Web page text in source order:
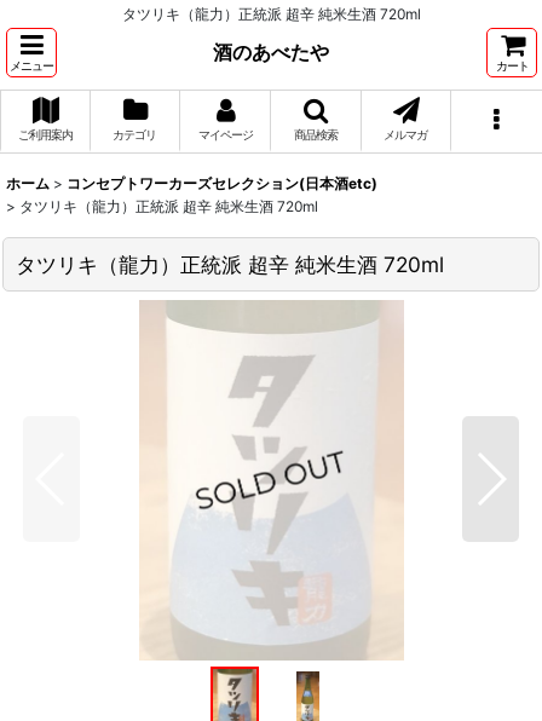
タツリキ（龍力）正統派 超辛 純米生酒 720ml
メニュー
酒のあべたや
カート
ご利用案内 カテゴリ マイページ 商品検索 メルマガ
ホーム > コンセプトワーカーズセレクション(日本酒etc)
> タツリキ（龍力）正統派 超辛 純米生酒 720ml
タツリキ（龍力）正統派 超辛 純米生酒 720ml